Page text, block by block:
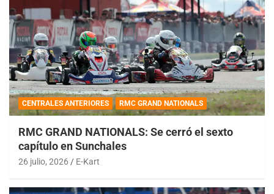
CENTRALES ANTERIORES RMC GRAND NATIONALS
RMC GRAND NATIONALS: Se cerró el sexto
capítulo en Sunchales
26 julio, 2026 E-Kart